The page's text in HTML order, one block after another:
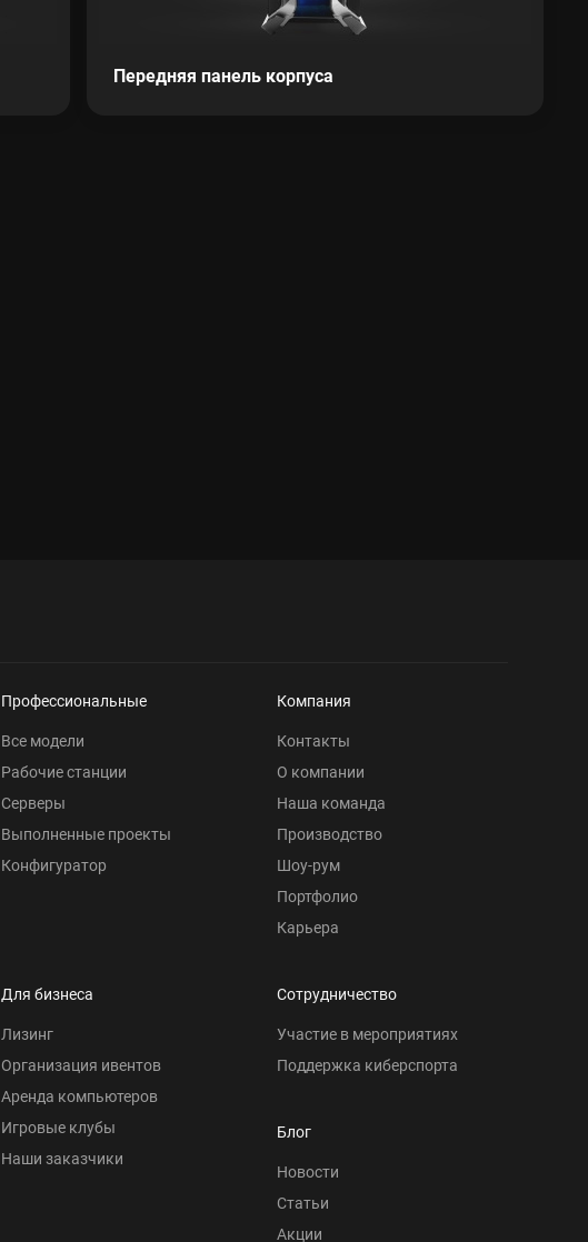
Передняя панель корпуса
Профессиональные
Все модели
Рабочие станции
Серверы
Выполненные проекты
Конфигуратор
Компания
Контакты
О компании
Наша команда
Производство
Шоу-рум
Портфолио
Карьера
Для бизнеса
Лизинг
Организация ивентов
Аренда компьютеров
Игровые клубы
Наши заказчики
Сотрудничество
Участие в мероприятиях
Поддержка киберспорта
Блог
Новости
Статьи
Акции